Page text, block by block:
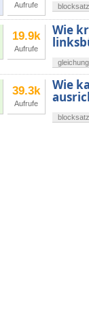
Aufrufe blocksatz
19.9k
Aufrufe
Wie
39.3k
Aufrufe
Wie
blocksatz